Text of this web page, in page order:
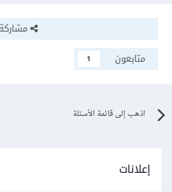
مشاركة
متابعون
1
اذهب إلى قائمة الأسئلة
إعلانات